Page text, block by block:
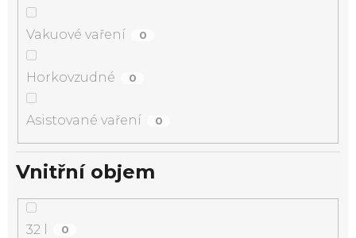
Vakuové vaření 0
Horkovzudné 0
Asistované vaření 0
Vnitřní objem
32 l 0